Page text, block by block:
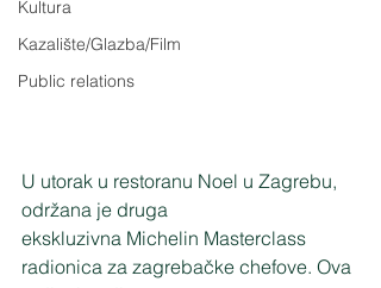
Kultura
Kazalište/Glazba/Film
Public relations
U utorak u restoranu Noel u Zagrebu,
održana je druga
ekskluzivna Michelin Masterclass
radionica za zagrebačke chefove. Ova